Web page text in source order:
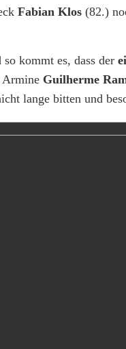
Fabian Klos (82.)
kommt es, dass der
Armine Guilherme
lange bitten und